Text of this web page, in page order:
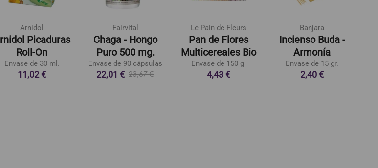
Arnidol
Picaduras
Roll-On
Envase de 30 ml.
11,02 €
Fairvital
Chaga - Hongo
Puro 500 mg.
Envase de 90 cápsulas
22,01 € 23,67 €
Le Pain de Fleurs
Pan de Flores
Multicereales Bio
Envase de 150 g.
4,43 €
Banjara
Incienso Buda -
Armonía
Envase de 15 gr.
2,40 €